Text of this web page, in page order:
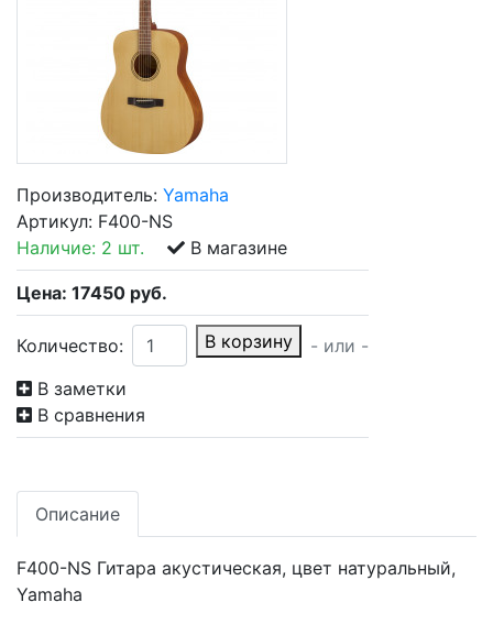
Производитель: Yamaha
Артикул: F400-NS
Наличие: 2 шт. В магазине
Цена: 17450 руб.
Количество: В корзину
- или -
В заметки
В сравнения
Описание
F400-NS Гитара акустическая, цвет натуральный,
Yamaha